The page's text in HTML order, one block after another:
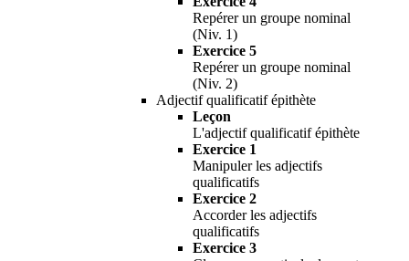
Repérer un groupe nominal
(Niv. 1)
Exercice 5
Repérer un groupe nominal
(Niv. 2)
Adjectif qualificatif épithète
Leçon
L'adjectif qualificatif épithète
Exercice 1
Manipuler les adjectifs
qualificatifs
Exercice 2
Accorder les adjectifs
qualificatifs
Exercice 3